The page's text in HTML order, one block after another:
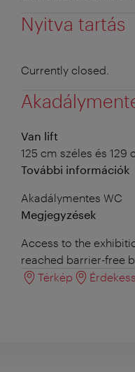
Nyitva tartás
Currently closed.
Van lift
125 cm széles és 129
További információk
Akadálymentes WC
Megjegyzések
Access to the
reached barrier-free
Térkép